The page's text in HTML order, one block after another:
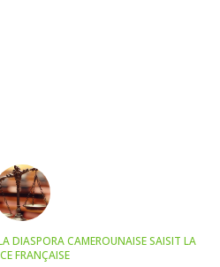
DIASPORA CAMEROUNAISE SAISIT LA
FRANÇAISE